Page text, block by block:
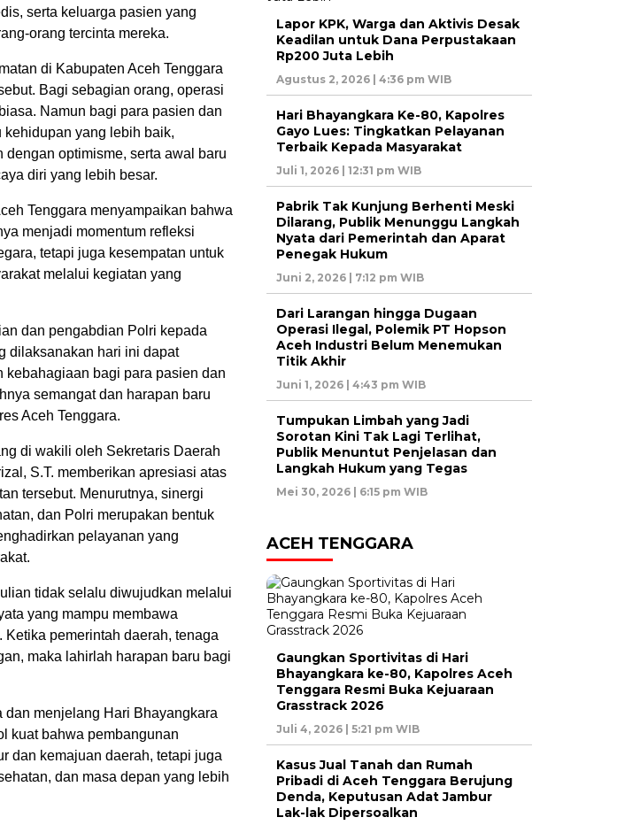
serta keluarga pasien yang
orang tercinta mereka.
di Kabupaten Aceh Tenggara
Bagi sebagian orang, operasi
Namun bagi para pasien dan
yang lebih baik,
dengan optimisme, serta awal baru
diri yang lebih besar.
Tenggara menyampaikan bahwa
menjadi momentum refleksi
tetapi juga kesempatan untuk
melalui kegiatan yang
dan pengabdian Polri kepada
dilaksanakan hari ini dapat
kebahagiaan bagi para pasien dan
semangat dan harapan baru
Aceh Tenggara.
di wakili oleh Sekretaris Daerah
S.T. memberikan apresiasi atas
tersebut. Menurutnya, sinergi
dan Polri merupakan bentuk
pelayanan yang
tidak selalu diwujudkan melalui
yang mampu membawa
pemerintah daerah, tenaga
maka lahirlah harapan baru bagi
dan menjelang Hari Bhayangkara
kuat bahwa pembangunan
dan kemajuan daerah, tetapi juga
dan masa depan yang lebih
Lapor KPK, Warga dan Aktivis Desak
Keadilan untuk Dana Perpustakaan
Rp200 Juta Lebih
Agustus 2, 2026 | 4:36 pm WIB
Hari Bhayangkara Ke-80, Kapolres
Gayo Lues: Tingkatkan Pelayanan
Terbaik Kepada Masyarakat
Juli 1, 2026 | 12:31 pm WIB
Pabrik Tak Kunjung Berhenti Meski
Dilarang, Publik Menunggu Langkah
Nyata dari Pemerintah dan Aparat
Penegak Hukum
Juni 2, 2026 | 7:12 pm WIB
Dari Larangan hingga Dugaan
Operasi Ilegal, Polemik PT Hopson
Aceh Industri Belum Menemukan
Titik Akhir
Juni 1, 2026 | 4:43 pm WIB
Tumpukan Limbah yang Jadi
Sorotan Kini Tak Lagi Terlihat,
Publik Menuntut Penjelasan dan
Langkah Hukum yang Tegas
Mei 30, 2026 | 6:15 pm WIB
ACEH TENGGARA
Gaungkan Sportivitas di Hari
Bhayangkara ke-80, Kapolres Aceh
Tenggara Resmi Buka Kejuaraan
Grasstrack 2026
Juli 4, 2026 | 5:21 pm WIB
Kasus Jual Tanah dan Rumah
Pribadi di Aceh Tenggara Berujung
Denda, Keputusan Adat Jambur
Lak-lak Dipersoalkan